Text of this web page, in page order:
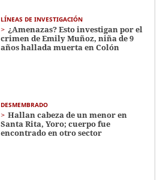
LÍNEAS DE INVESTIGACIÓN
¿Amenazas? Esto investigan por el
crimen de Emily Muñoz, niña de 9
años hallada muerta en Colón
DESMEMBRADO
Hallan cabeza de un menor en
Santa Rita, Yoro; cuerpo fue
encontrado en otro sector